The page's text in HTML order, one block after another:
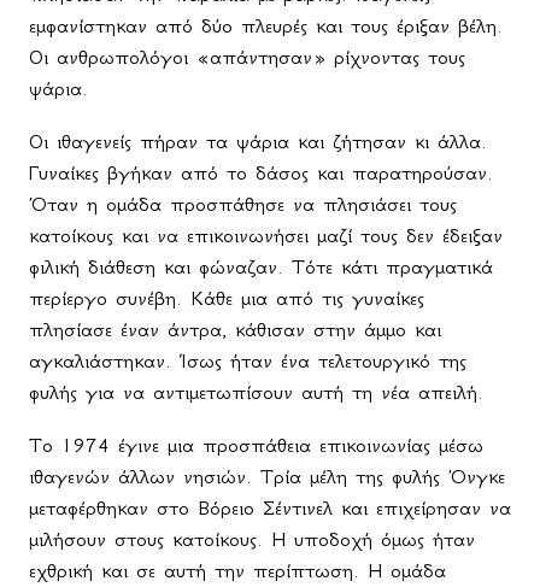
εμφανίστηκαν από δύο πλευρές και τους έριξαν βέλη.
Οι ανθρωπολόγοι «απάντησαν» ρίχνοντας τους
ψάρια.
Οι ιθαγενείς πήραν τα ψάρια και ζήτησαν κι άλλα.
Γυναίκες βγήκαν από το δάσος και παρατηρούσαν.
Όταν η ομάδα προσπάθησε να πλησιάσει τους
κατοίκους και να επικοινωνήσει μαζί τους δεν έδειξαν
φιλική διάθεση και φώναζαν. Τότε κάτι πραγματικά
περίεργο συνέβη. Κάθε μια από τις γυναίκες
πλησίασε έναν άντρα, κάθισαν στην άμμο και
αγκαλιάστηκαν. Ίσως ήταν ένα τελετουργικό της
φυλής για να αντιμετωπίσουν αυτή τη νέα απειλή.
Το 1974 έγινε μια προσπάθεια επικοινωνίας μέσω
ιθαγενών άλλων νησιών. Τρία μέλη της φυλής Όνγκε
μεταφέρθηκαν στο Βόρειο Σέντινελ και επιχείρησαν να
μιλήσουν στους κατοίκους. Η υποδοχή όμως ήταν
εχθρική και σε αυτή την περίπτωση. Η ομάδα